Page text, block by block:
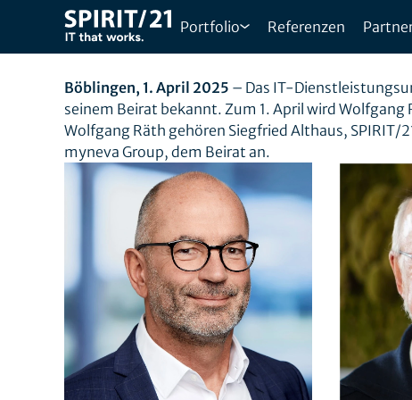
Portfolio Referenzen
NEUAUSRICHTUNG DES
WOLFGANG RÄTH
Böblingen, 1. April 2025 – Das IT-
seinem Beirat bekannt. Zum 1. April wird
Wolfgang Räth gehören Siegfried Althaus, SPIRIT/
myneva Group, dem Beirat an.